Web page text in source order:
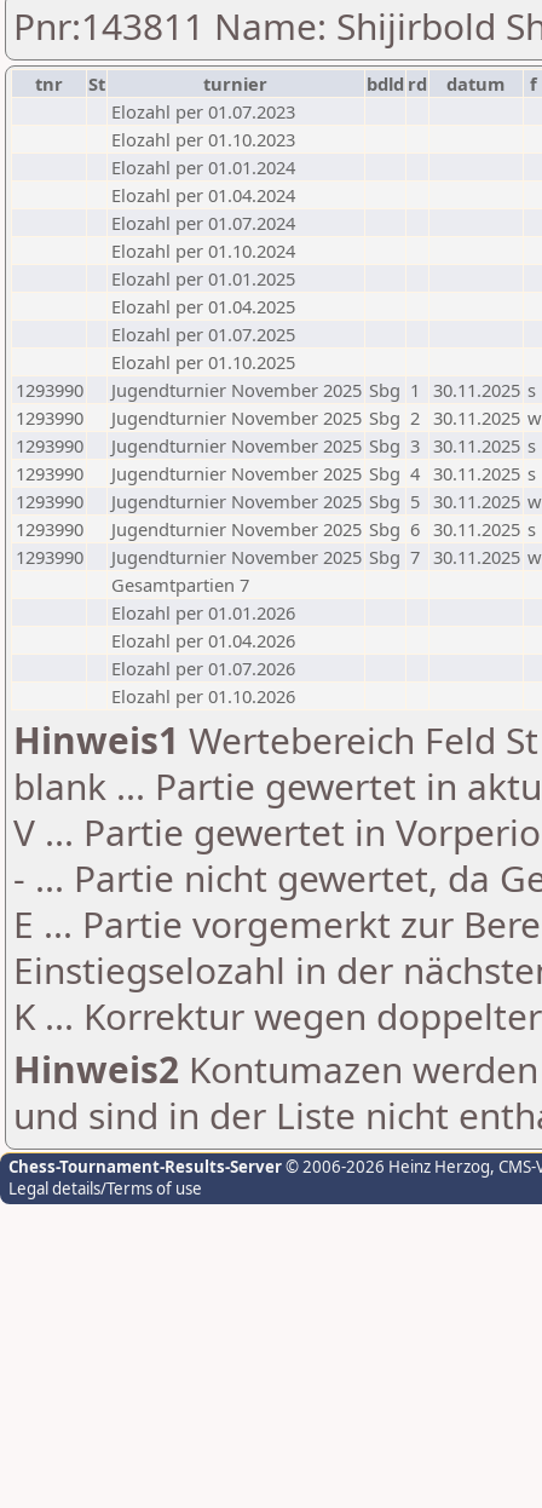
Pnr:143811 Name: Shijirbold
tnr St turnier bdld rd datum
f
Elozahl per 01.07.2023
Elozahl per 01.10.2023
Elozahl per 01.01.2024
Elozahl per 01.04.2024
Elozahl per 01.07.2024
Elozahl per 01.10.2024
Elozahl per 01.01.2025
Elozahl per 01.04.2025
Elozahl per 01.07.2025
Elozahl per 01.10.2025
1293990
Jugendturnier November 2025 Sbg 1 30.11.2025 s
1293990
Jugendturnier November 2025 Sbg 2 30.11.2025 w
1293990
Jugendturnier November 2025 Sbg 3 30.11.2025 s
1293990
Jugendturnier November 2025 Sbg 4 30.11.2025 s
1293990
Jugendturnier November 2025 Sbg 5 30.11.2025 w
1293990
Jugendturnier November 2025 Sbg 6 30.11.2025 s
1293990
Jugendturnier November 2025 Sbg 7 30.11.2025 w
Gesamtpartien 7
Elozahl per 01.01.2026
Elozahl per 01.04.2026
Elozahl per 01.07.2026
Elozahl per 01.10.2026
Hinweis1 Wertebereich Feld
blank ... Partie gewertet in
V ... Partie gewertet in
- ... Partie nicht gewertet, da
E ... Partie vorgemerkt zur
Einstiegselozahl in der
K ... Korrektur wegen
Hinweis2 Kontumazen
und sind in der Liste nicht
Chess-Tournament-Results-Server© 2006-2026 Heinz Herzog,
Legal details/Terms of use